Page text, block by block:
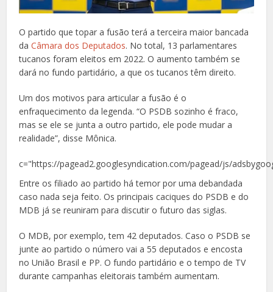
O partido que topar a fusão terá a terceira maior bancada
daCâmara dos Deputados. No total, 13 parlamentares
tucanos foram eleitos em 2022. O aumento também se
dará no fundo partidário, a que os tucanos têm direito.
Um dos motivos para articular a fusão é o
enfraquecimento da legenda. “O PSDB sozinho é fraco,
mas se ele se junta a outro partido, ele pode mudar a
realidade”, disse Mônica.
c="https://pagead2.googlesyndication.com/pagead/js/
Entre os filiado ao partido há temor por uma debandada
caso nada seja feito. Os principais caciques do PSDB e do
MDB já se reuniram para discutir o futuro das siglas.
O MDB, por exemplo, tem 42 deputados. Caso o PSDB se
junte ao partido o número vai a 55 deputados e encosta
no União Brasil e PP. O fundo partidário e o tempo de TV
durante campanhas eleitorais também aumentam.